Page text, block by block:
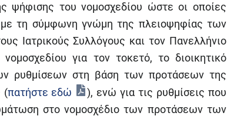
του νομοσχεδίου ώστε οι οποίες
τη σύμφωνη γνώμη της πλειοψηφίας των
Ιατρικούς Συλλόγους και τον Πανελλήνιο
για τον τοκετό, το διοικητικό
ρυθμίσεων στη βάση των προτάσεων της
(πατήστε εδώ
), ενώ για τις ρυθμίσεις που
στο νομοσχέδιο των προτάσεων των